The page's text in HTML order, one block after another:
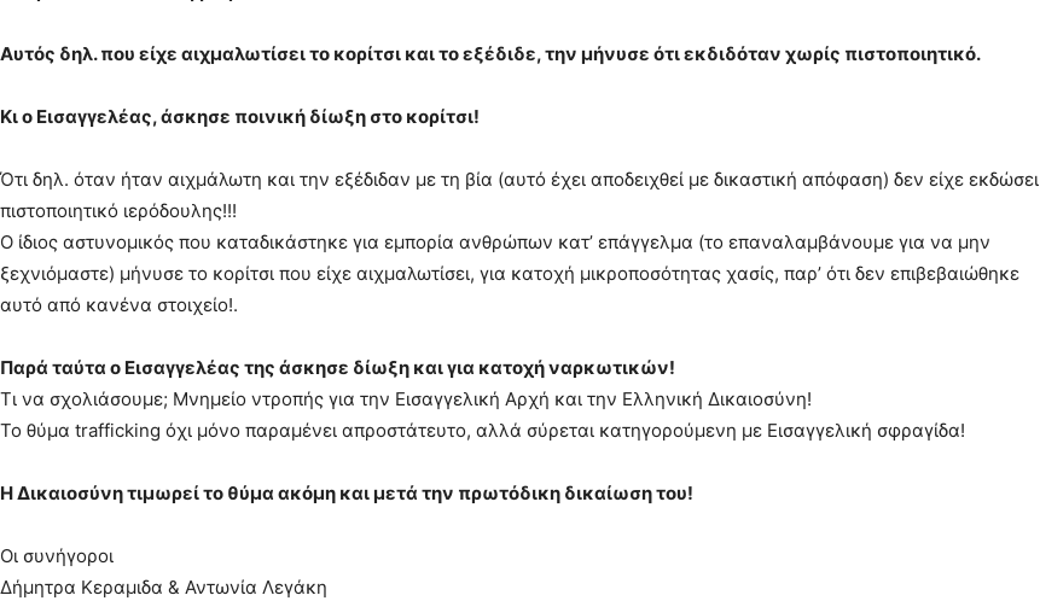
Αυτός δηλ. που είχε αιχμαλωτίσει το κορίτσι και το εξέδιδε, την μήνυσε ότι εκδιδόταν χωρίς πιστοποιητικό.
Κι ο Εισαγγελέας, άσκησε ποινική δίωξη στο κορίτσι!
Ότι δηλ. όταν ήταν αιχμάλωτη και την εξέδιδαν με τη βία (αυτό έχει αποδειχθεί με δικαστική απόφαση) δεν είχε εκδώσει
πιστοποιητικό ιερόδουλης!!!
Ο ίδιος αστυνομικός που καταδικάστηκε για εμπορία ανθρώπων κατ’ επάγγελμα (το επαναλαμβάνουμε για να μην
ξεχνιόμαστε) μήνυσε το κορίτσι που είχε αιχμαλωτίσει, για κατοχή μικροποσότητας χασίς, παρ’ ότι δεν επιβεβαιώθηκε
αυτό από κανένα στοιχείο!.
Παρά ταύτα ο Εισαγγελέας της άσκησε δίωξη και για κατοχή ναρκωτικών!
Τι να σχολιάσουμε; Μνημείο ντροπής για την Εισαγγελική Αρχή και την Ελληνική Δικαιοσύνη!
Το θύμα trafficking όχι μόνο παραμένει απροστάτευτο, αλλά σύρεται κατηγορούμενη με Εισαγγελική σφραγίδα!
Η Δικαιοσύνη τιμωρεί το θύμα ακόμη και μετά την πρωτόδικη δικαίωση του!
Οι συνήγοροι
Δήμητρα Κεραμιδα & Αντωνία Λεγάκη